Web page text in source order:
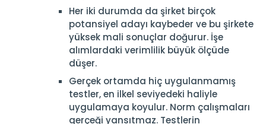
Her iki durumda da şirket birçok
potansiyel adayı kaybeder ve bu şirkete
yüksek mali sonuçlar doğurur. İşe
alımlardaki verimlilik büyük ölçüde
düşer.
Gerçek ortamda hiç uygulanmamış
testler, en ilkel seviyedeki haliyle
uygulamaya koyulur. Norm çalışmaları
gerçeği yansıtmaz. Testlerin